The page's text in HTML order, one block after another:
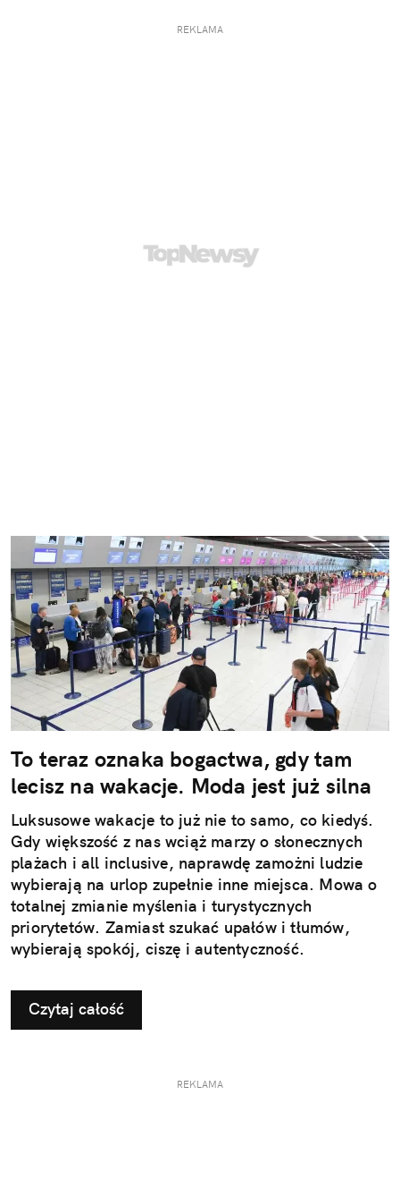
REKLAMA
To teraz oznaka bogactwa, gdy tam
lecisz na wakacje. Moda jest już silna
Luksusowe wakacje to już nie to samo, co kiedyś.
Gdy większość z nas wciąż marzy o słonecznych
plażach i all inclusive, naprawdę zamożni ludzie
wybierają na urlop zupełnie inne miejsca. Mowa o
totalnej zmianie myślenia i turystycznych
priorytetów. Zamiast szukać upałów i tłumów,
wybierają spokój, ciszę i autentyczność.
Czytaj całość
REKLAMA